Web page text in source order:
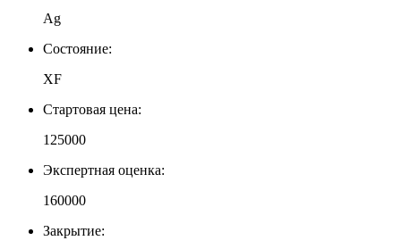
Ag
Состояние:
XF
Стартовая цена:
125000
Экспертная оценка:
160000
Закрытие: